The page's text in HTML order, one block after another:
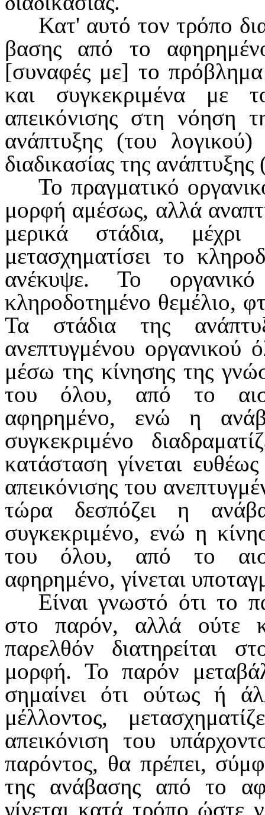
Κατ' αυτό τον τρόπο
βασης από το
[συνα­φές με] το πρόβλημα
και συγκε­κριμένα με
απεικόνισης στη νόηση
ανάπτυξης (του λογικού)
διαδι­κασίας της
Το πραγματικό
μορφή αμέσως, αλλά
μερικά στάδια,
μετασχηματίσει το
ανέκυψε. Το
κληροδοτημέ­νο θεμέλιο,
Τα στάδια της
ανεπτυγμένου οργανικού
μέσω της κίνησης της
του όλου, από το
αφηρημένο, ενώ η
συγκεκριμένο
κατάσταση γίνεται
απεικόνισης του
τώρα δεσπόζει η
συγκεκριμένο, ενώ η
του όλου, από το
αφηρημένο, γίνεται
Είναι γνωστό ότι το
στο παρόν, αλλά ούτε
παρελθόν δια­τηρείται
μορφή. Το παρόν
σημαίνει ότι ούτως ή
μέλλο­ντος,
απεικόνιση του
παρόντος, θα πρέ­πει,
της ανάβασης από το
γίνεται κατά τρόπο ώστε